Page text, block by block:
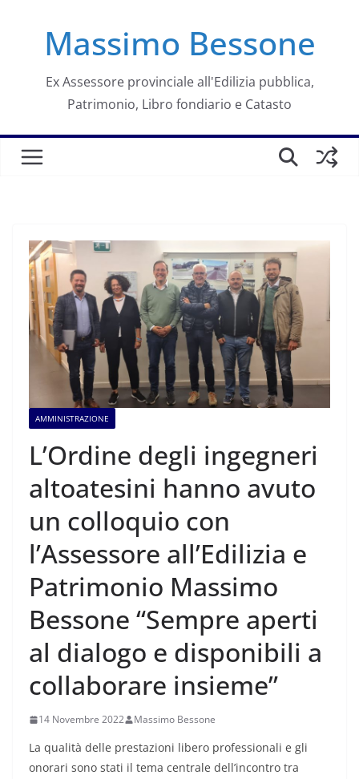
contenutoMassimo Bessone
Ex Assessore provinciale all'Edilizia pubblica,
Patrimonio, Libro fondiario e Catasto
AMMINISTRAZIONE
L’Ordine degli ingegneri
altoatesini hanno avuto
un colloquio con
l’Assessore all’Edilizia e
Patrimonio Massimo
Bessone “Sempre aperti
al dialogo e disponibili a
collaborare insieme”
14 Novembre 2022 Massimo Bessone
La qualità delle prestazioni libero professionali e gli
onorari sono stati il tema centrale dell’incontro tra